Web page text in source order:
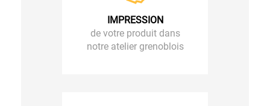
IMPRESSION
de votre produit dans
notre atelier grenoblois